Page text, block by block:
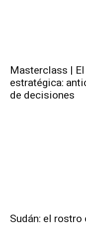
Masterclass |
estratégica:
de decisiones
Sudán: el